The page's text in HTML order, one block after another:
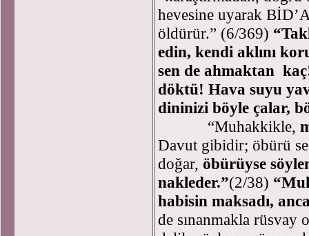
hevesine uyarak
öldürür.” (6/369)
edin, kendi aklını
sen de ahmaktan
döktü! Hava suyu
dininizi böyle çalar,
“Muhakkikle,
Davut gibidir; öbürü
doğar, öbürüyse
nakleder.”(2/38)
habisin maksadı,
de sınanmakla rüsvay